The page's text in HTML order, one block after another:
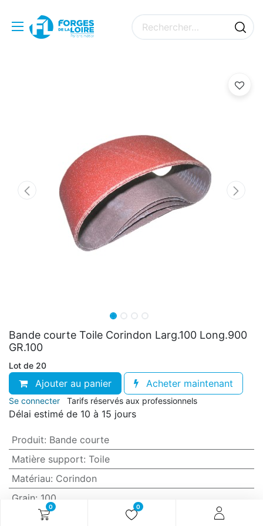
0 0
Bande courte Toile Corindon Larg.100 Long.900
GR.100
Lot de 20
Ajouter au panier Acheter maintenant
Se connecter Tarifs réservés aux professionnels
Délai estimé de 10 à 15 jours
Produit: Bande courte
Matière support: Toile
Matériau: Corindon
Grain: 100
Anti-encrassement
Non (standard)